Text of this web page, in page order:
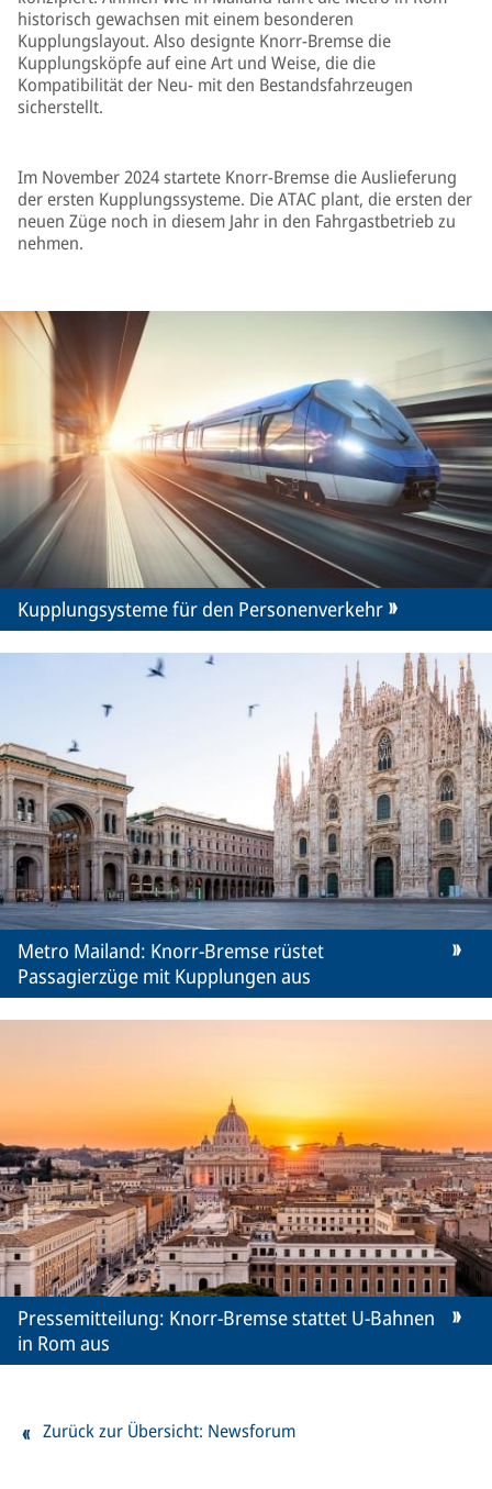
historisch gewachsen mit einem besonderen
Kupplungslayout. Also designte Knorr-Bremse die
Kupplungsköpfe auf eine Art und Weise, die die
Kompatibilität der Neu- mit den Bestandsfahrzeugen
sicherstellt.
Im November 2024 startete Knorr-Bremse die Auslieferung
der ersten Kupplungssysteme. Die ATAC plant, die ersten der
neuen Züge noch in diesem Jahr in den Fahrgastbetrieb zu
nehmen.
Kupplungsysteme für den Personenverkehr
Metro Mailand: Knorr-Bremse rüstet
Passagierzüge mit Kupplungen aus
Pressemitteilung: Knorr-Bremse stattet U-Bahnen
in Rom aus
Zurück zur Übersicht: Newsforum